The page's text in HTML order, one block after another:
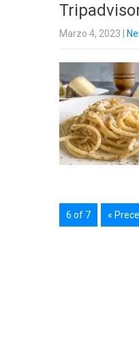
Marzo 4, 2023
6 of 7 «